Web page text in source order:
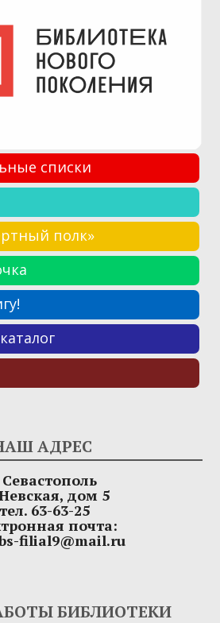
списки
полк»
АДРЕС
Севастополь
дом 5
тел. 63-63-25
почта:
filial9@mail.ru
БИБЛИОТЕКИ